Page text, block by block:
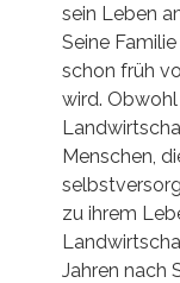
sein Leben
Seine
schon früh
wird.
Menschen,
zu ihrem
Jahren nach